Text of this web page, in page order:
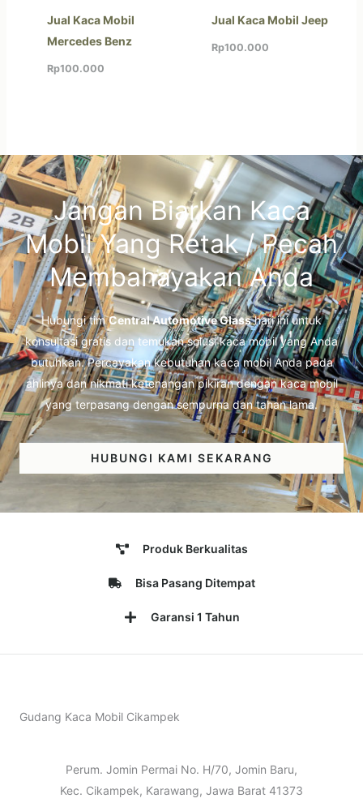
Jual Kaca Mobil
Mercedes Benz
Rp100.000
Jual Kaca Mobil Jeep
Rp100.000
Jangan Biarkan Kaca
Mobil Yang Retak / Pecah
Membahayakan Anda
Hubungi timCentral Automotive Glasshari ini untuk
konsultasi gratis dan temukan solusi kaca mobil yang Anda
butuhkan. Percayakan kebutuhan kaca mobil Anda pada
ahlinya dan nikmati ketenangan pikiran dengan kaca mobil
yang terpasang dengan sempurna dan tahan lama.
HUBUNGI KAMI SEKARANG
Produk Berkualitas
Bisa Pasang Ditempat
Garansi 1 Tahun
Gudang Kaca Mobil Cikampek
Perum. Jomin Permai No. H/70, Jomin Baru,
Kec. Cikampek, Karawang, Jawa Barat 41373